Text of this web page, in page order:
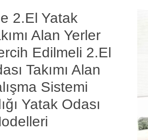
2.El Yatak
Alan Yerler
Edilmeli 2.El
Takımı Alan
Sistemi
Yatak Odası